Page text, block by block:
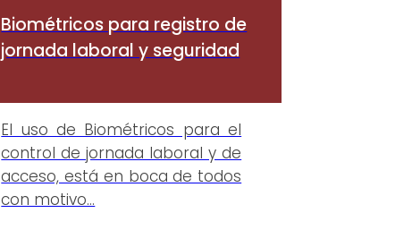
Biométricos para registro de
jornada laboral y seguridad
El uso de Biométricos para el
control de jornada laboral y de
acceso, está en boca de todos
con motivo…